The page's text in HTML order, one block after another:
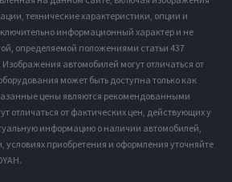
технические характеристики, опции и
информационный характер и не
определяемой положениями статьи 437
автомобилей могут отличаться от
может быть доступна только как
цены являются рекомендованными
отличаться от фактических цен, действующих у
информацию о наличии автомобилей,
условиях приобретения и оформления уточняйте